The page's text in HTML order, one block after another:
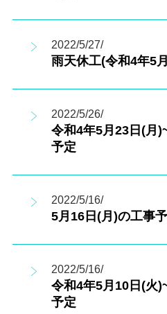
2022/5/27/
雨天休工(令和4年5
2022/5/26/
令和4年5月23日(月
予定
2022/5/16/
5月16日(月)の工事
2022/5/16/
令和4年5月10日(火
予定